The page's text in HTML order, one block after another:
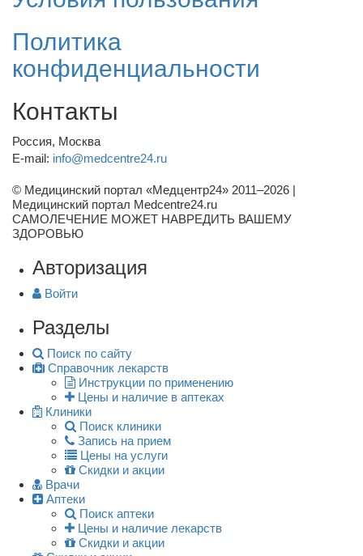
Политика
конфиденциальности
Контакты
Россия, Москва
E-mail: info@medcentre24.ru
© Медицинский портал «Медцентр24» 2011–2026 |
Медицинский портал Medcentre24.ru
САМОЛЕЧЕНИЕ МОЖЕТ НАВРЕДИТЬ ВАШЕМУ
ЗДОРОВЬЮ
Авторизация
Войти
Разделы
Поиск по сайту
Справочник лекарств
Инструкции по применению
Цены и наличие в аптеках
Клиники
Поиск клиники
Запись на прием
Цены на услуги
Скидки и акции
Врачи
Аптеки
Поиск аптеки
Цены и наличие лекарств
Скидки и акции